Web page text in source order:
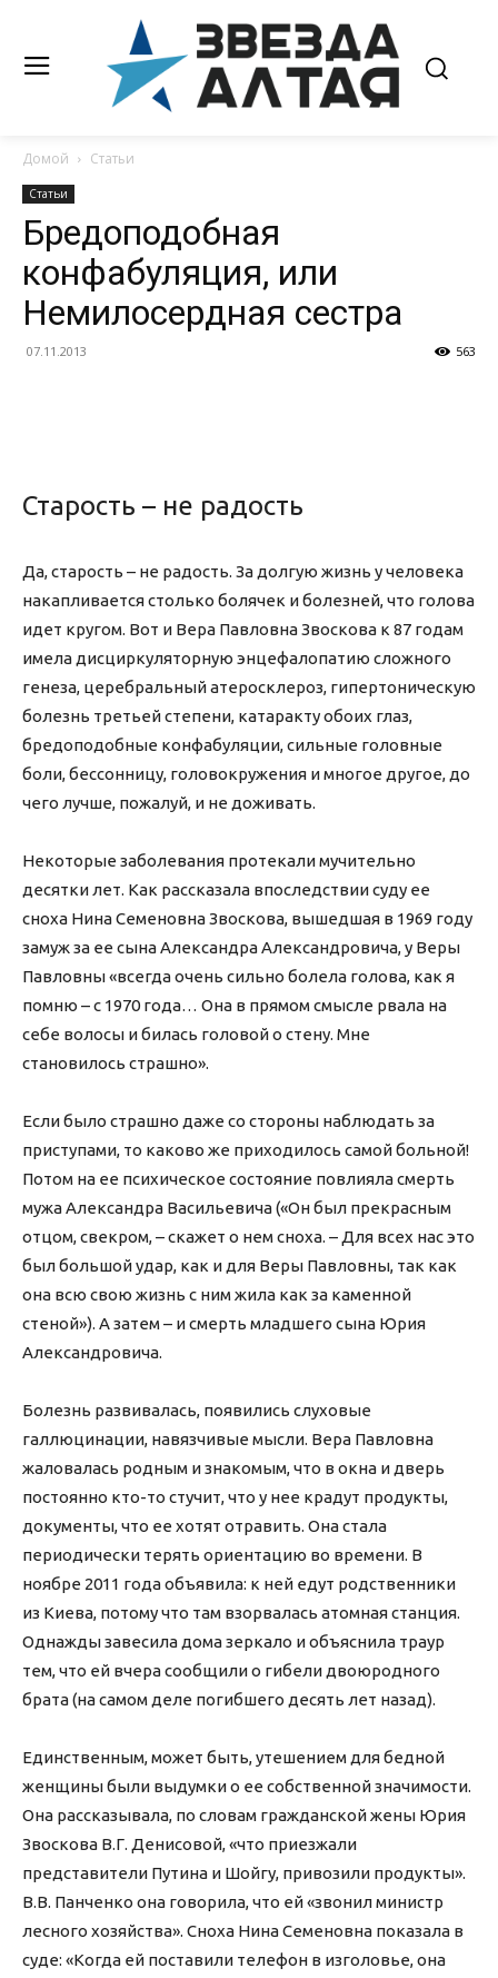
Домой Статьи
Статьи
Бредоподобная
конфабуляция, или
Немилосердная сестра
07.11.2013 563
Старость – не радость
Да, старость – не радость. За долгую жизнь у человека
накапливается столько болячек и болезней, что голова
идет кругом. Вот и Вера Павловна Звоскова к 87 годам
имела дисциркуляторную энцефалопатию сложного
генеза, церебральный атеросклероз, гипертоническую
болезнь третьей степени, катаракту обоих глаз,
бредоподобные конфабуляции, сильные головные
боли, бессонницу, головокружения и многое другое, до
чего лучше, пожалуй, и не доживать.
Некоторые заболевания протекали мучительно
десятки лет. Как рассказала впоследствии суду ее
сноха Нина Семеновна Звоскова, вышедшая в 1969 году
замуж за ее сына Александра Александровича, у Веры
Павловны «всегда очень сильно болела голова, как я
помню – с 1970 года… Она в прямом смысле рвала на
себе волосы и билась головой о стену. Мне
становилось страшно».
Если было страшно даже со стороны наблюдать за
приступами, то каково же приходилось самой больной!
Потом на ее психическое состояние повлияла смерть
мужа Александра Васильевича («Он был прекрасным
отцом, свекром, – скажет о нем сноха. – Для всех нас это
был большой удар, как и для Веры Павловны, так как
она всю свою жизнь с ним жила как за каменной
стеной»). А затем – и смерть младшего сына Юрия
Александровича.
Болезнь развивалась, появились слуховые
галлюцинации, навязчивые мысли. Вера Павловна
жаловалась родным и знакомым, что в окна и дверь
постоянно кто-то стучит, что у нее крадут продукты,
документы, что ее хотят отравить. Она стала
периодически терять ориентацию во времени. В
ноябре 2011 года объявила: к ней едут родственники
из Киева, потому что там взорвалась атомная станция.
Однажды завесила дома зеркало и объяснила траур
тем, что ей вчера сообщили о гибели двоюродного
брата (на самом деле погибшего десять лет назад).
Единственным, может быть, утешением для бедной
женщины были выдумки о ее собственной значимости.
Она рассказывала, по словам гражданской жены Юрия
Звоскова В.Г. Денисовой, «что приезжали
представители Путина и Шойгу, привозили продукты».
В.В. Панченко она говорила, что ей «звонил министр
лесного хозяйства». Сноха Нина Семеновна показала в
суде: «Когда ей поставили телефон в изголовье, она